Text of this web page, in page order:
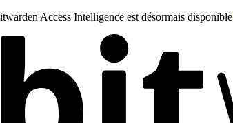
Access Intelligence est désormais disponible